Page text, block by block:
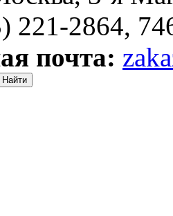
221-2864,
почта:
Найти